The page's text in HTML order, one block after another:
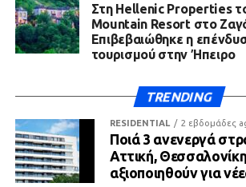
Στη Hellenic Properties
Mountain Resort στο
Επιβεβαιώθηκε η
τουρισμού στην Ήπειρο
TRENDING
RESIDENTIAL 2 εβδομάδες
Ποιά 3 ανενεργά
Αττική,
αξιοποιηθούν για